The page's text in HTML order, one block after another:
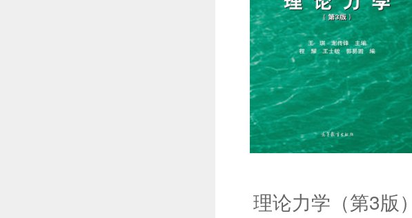
理论力学（第3版）